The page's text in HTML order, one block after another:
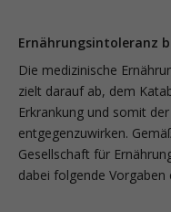
Ernährungsintoleranz
Die medizinische
zielt darauf ab, dem
Erkrankung und somit
entgegenzuwirken.
Gesellschaft für
dabei folgende